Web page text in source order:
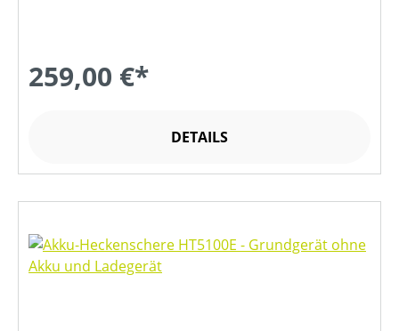
259,00 €*
DETAILS